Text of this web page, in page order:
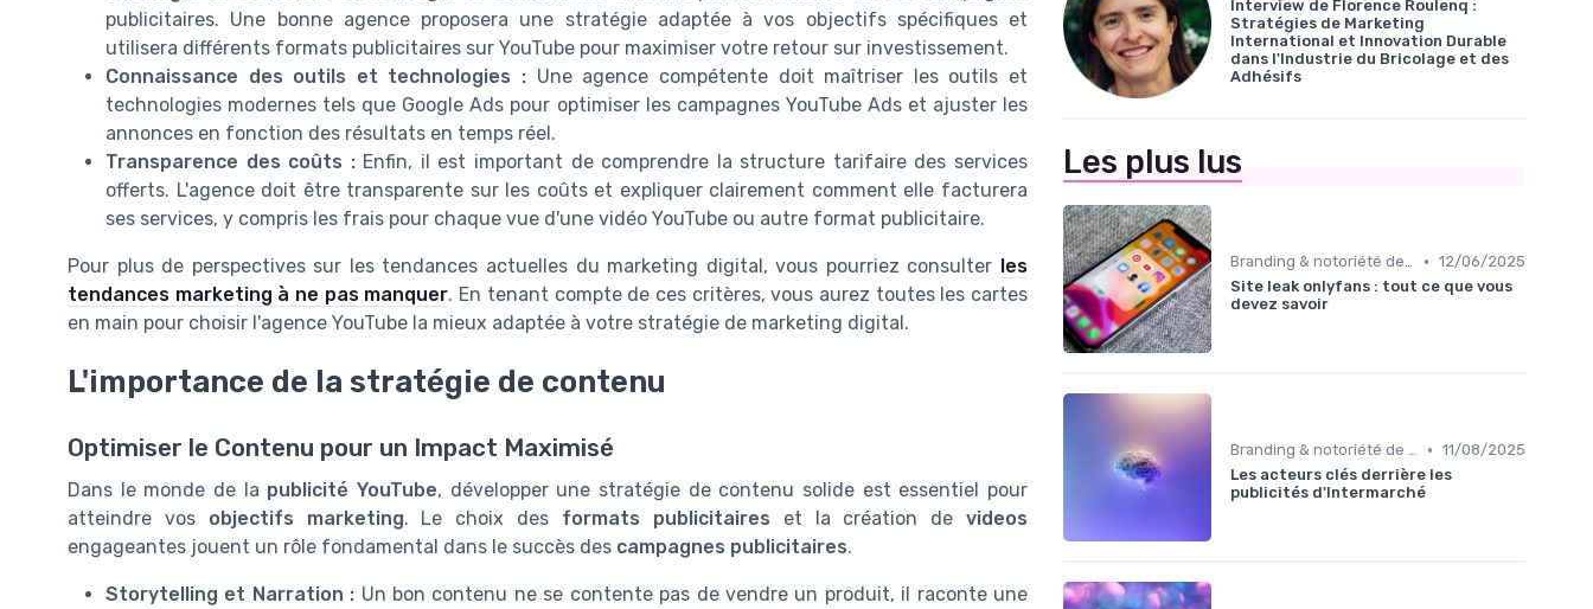
publicitaires. Une bonne agence proposera une stratégie adaptée à vos objectifs spécifiques et
utilisera différents formats publicitaires sur YouTube pour maximiser votre retour sur investissement.
Connaissance des outils et technologies : Une agence compétente doit maîtriser les outils et
technologies modernes tels que Google Ads pour optimiser les campagnes YouTube Ads et ajuster les
annonces en fonction des résultats en temps réel.
Transparence des coûts :Enfin, il est important de comprendre la structure tarifaire des services
offerts. L'agence doit être transparente sur les coûts et expliquer clairement comment elle facturera
ses services, y compris les frais pour chaque vue d'une vidéo YouTube ou autre format publicitaire.
Pour plus de perspectives sur les tendances actuelles du marketing digital, vous pourriez consulter les
tendances marketing à ne pas manquer. En tenant compte de ces critères, vous aurez toutes les cartes
en main pour choisir l'agence YouTube la mieux adaptée à votre stratégie de marketing digital.
L'importance de la stratégie de contenu
Optimiser le Contenu pour un Impact Maximisé
Dans le monde de la publicité YouTube, développer une stratégie de contenu solide est essentiel pour
atteindre vos objectifs marketing. Le choix des formats publicitaires et la création devideos
engageantes jouent un rôle fondamental dans le succès des campagnes publicitaires.
Storytelling et Narration : Un bon contenu ne se contente pas de vendre un produit, il raconte une
Interview de Florence Roulenq :
Stratégies de Marketing
International et Innovation Durable
dans l'Industrie du Bricolage et des
Adhésifs
Les plus lus
Branding & notoriété de marque • 12/06/2025
Site leak onlyfans : tout ce que vous
devez savoir
Branding & notoriété de marque • 11/08/2025
Les acteurs clés derrière les
publicités d'Intermarché